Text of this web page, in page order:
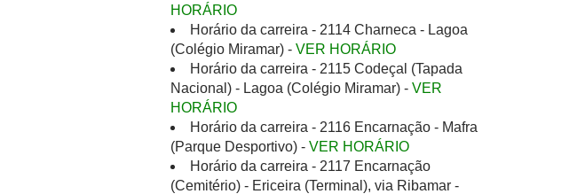
HORÁRIO
Horário da carreira - 2114 Charneca - Lagoa
(Colégio Miramar) - VER HORÁRIO
Horário da carreira - 2115 Codeçal (Tapada
Nacional) - Lagoa (Colégio Miramar) - VER
HORÁRIO
Horário da carreira - 2116 Encarnação - Mafra
(Parque Desportivo) - VER HORÁRIO
Horário da carreira - 2117 Encarnação
(Cemitério) - Ericeira (Terminal), via Ribamar -